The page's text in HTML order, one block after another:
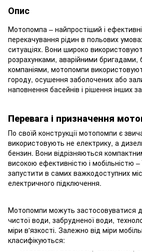
Опис
Мотопомпа – найпростіший і
перекачування рідин в польових
ситуаціях. Вони широко
розрахунками, аварійними бригадами,
компаніями, мотопомпи
городу, осушення заболочених або
наповнення басейнів і рішення інших
Перевага і призначення
По своїй конструкції мотопомпи є
використовують не електрику, а
бензин. Вони відрізняються
високою ефективністю і мобільністю
запустити в самих важкодоступних
електричного підключення.
Мотопомпи можуть застосовуватися
чистої води, забрудненої води,
міри в'язкості. Залежно від міри
класифікуються: